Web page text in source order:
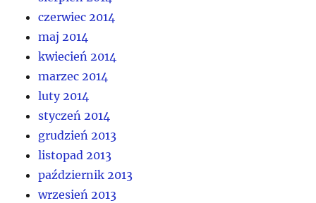
czerwiec 2014
maj 2014
kwiecień 2014
marzec 2014
luty 2014
styczeń 2014
grudzień 2013
listopad 2013
październik 2013
wrzesień 2013